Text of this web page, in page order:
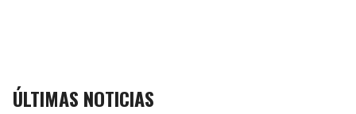
ÚLTIMAS NOTICIAS